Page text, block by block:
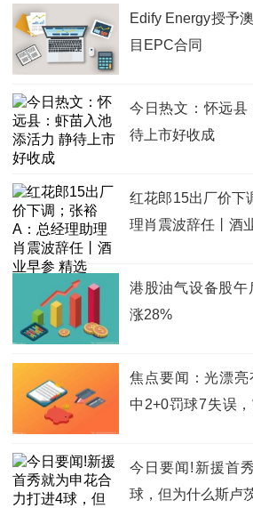
Edify Energy授予
目EPC合同
今日热文：怀远
待上市好收成
红花郎15出厂价下
理肖震波辞任丨酒
港股油气设备股午
涨28%
焦点要闻：光漂
中2+0罚球7失误
今日要闻!新援首
球，但为什么斯卢